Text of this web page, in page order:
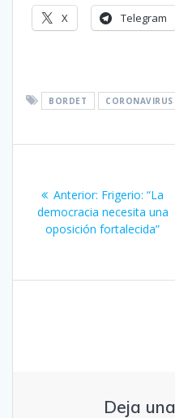
X Telegram
BORDET CORONAVIRUS
de
entradas
Anterior: Entrada
anterior:
Frigerio: “La
democracia necesita una
oposición fortalecida”
Deja